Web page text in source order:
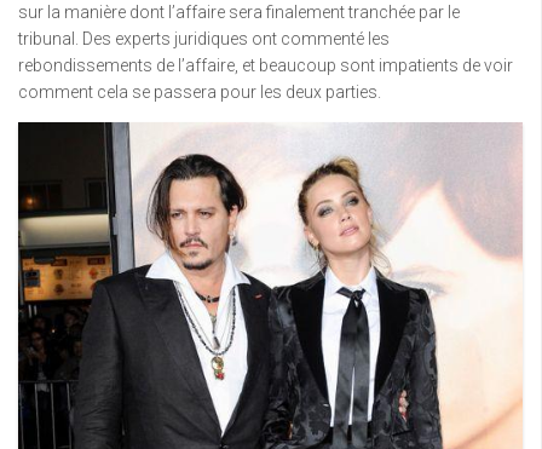
sur la manière dont l’affaire sera finalement tranchée par le
tribunal. Des experts juridiques ont commenté les
rebondissements de l’affaire, et beaucoup sont impatients de voir
comment cela se passera pour les deux parties.